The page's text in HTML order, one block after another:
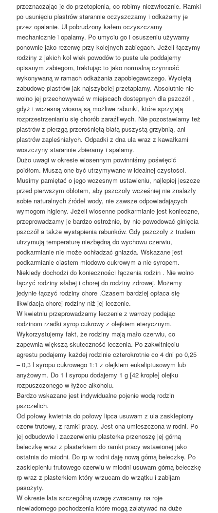
przeznaczając je do przetopienia, co robimy niezwłocznie. Ramki
po usunięciu plastrów starannie oczyszczamy i odkażamy je
przez opalanie. Ul pobrudzony kałem oczyszczamy
mechanicznie i opalamy. Po umyciu go i osuszeniu używamy
ponownie jako rezerwę przy kolejnych zabiegach. Jeżeli łączymy
rodziny z jakich kol wiek powodów to puste ule poddajemy
opisanym zabiegom, traktując to jako normalną czynność
wykonywaną w ramach odkażania zapobiegawczego. Wyciętą
zabudowę plastrów jak najszybciej przetapiamy. Absolutnie nie
wolno jej przechowywać w miejscach dostępnych dla pszczół ,
gdyż i wczesną wiosną są możliwe rabunki, które sprzyjają
rozprzestrzenianiu się chorób zaraźliwych. Nie pozostawiamy też
plastrów z pierzgą przerośniętą białą puszystą grzybnią, ani
plastrów zapleśniałych. Odpadki z dna ula wraz z kawałkami
woszczyny starannie zbieramy i spalamy.
Dużo uwagi w okresie wiosennym powinniśmy poświęcić
poidłom. Muszą one być utrzymywane w idealnej czystości.
Musimy pamiętać o jego wczesnym ustawieniu, najlepiej jeszcze
przed pierwszym oblotem, aby pszczoły wcześniej nie znalazły
sobie naturalnych źródeł wody, nie zawsze odpowiadających
wymogom higieny. Jeżeli wiosenne podkarmianie jest konieczne,
przeprowadzamy je bardzo ostrożnie, by nie powodować ginięcia
pszczół a także wystąpienia rabunków. Gdy pszczoły z trudem
utrzymują temperaturę niezbędną do wychowu czerwiu,
podkarmianie nie może ochładzać gniazda. Wskazane jest
podkarmianie ciastem miodowo-cukrowym a nie syropem.
Niekiedy dochodzi do konieczności łączenia rodzin . Nie wolno
łączyć rodziny słabej i chorej do rodziny zdrowej. Możemy
jedynie łączyć rodziny chore .Czasem bardziej opłaca się
likwidacja chorej rodziny niż jej leczenie.
W kwietniu przeprowadzamy leczenie z warrozy podając
rodzinom rzadki syrop cukrowy z olejkiem eterycznym.
Wykorzystujemy fakt, że rodziny mają mało czerwiu, co
zapewnia większą skuteczność leczenia. Po zakwitnięciu
agrestu podajemy każdej rodzinie czterokrotnie co 4 dni po 0,25
– 0,3 l syropu cukrowego 1:1 z olejkiem eukaliptusowym lub
anyżowym. Do 1 l syropu dodajemy 1 g [42 krople] olejku
rozpuszczonego w łyżce alkoholu.
Bardzo wskazane jest indywidualne pojenie wodą rodzin
pszczelich.
Od połowy kwietnia do połowy lipca usuwam z ula zasklepiony
czerw trutowy, z ramki pracy. Jest ona umieszczona w rodni. Po
jej odbudowie i zaczerwieniu plasterka przenoszę jej górną
beleczkę wraz z plasterkiem do ramki pracy wstawionej jako
ostatnia do miodni. Do rp w rodni daję nową górną beleczkę. Po
zasklepieniu trutowego czerwiu w miodni usuwam górną beleczkę
rp wraz z plasterkiem który wrzucam do wrzątku i zabijam
pasożyty.
W okresie lata szczególną uwagę zwracamy na roje
niewiadomego pochodzenia które mogą zalatywać na duże